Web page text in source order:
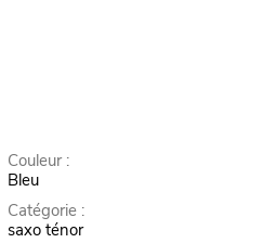
Couleur :
Bleu
Catégorie :
saxo ténor